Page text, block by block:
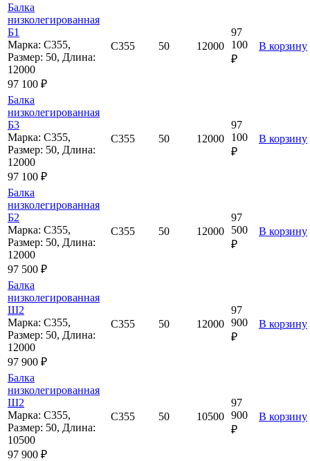
Балка
низколегированная
Б1
Марка: С355,
Размер: 50, Длина:
12000
97 100 ₽
С355 50 12000
97
100
₽
В корзину
Балка
низколегированная
Б3
Марка: С355,
Размер: 50, Длина:
12000
97 100 ₽
С355 50 12000
97
100
₽
В корзину
Балка
низколегированная
Б2
Марка: С355,
Размер: 50, Длина:
12000
97 500 ₽
С355 50 12000
97
500
₽
В корзину
Балка
низколегированная
Ш2
Марка: С355,
Размер: 50, Длина:
12000
97 900 ₽
С355 50 12000
97
900
₽
В корзину
Балка
низколегированная
Ш2
Марка: С355,
Размер: 50, Длина:
10500
97 900 ₽
С355 50 10500
97
900
₽
В корзину